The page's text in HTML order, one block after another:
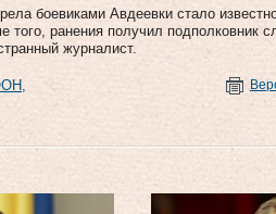
боевиками Авдеевки стало
ранения получил подполковник
журналист.